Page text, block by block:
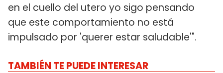
en el cuello del utero yo sigo pensando
que este comportamiento no está
impulsado por 'querer estar saludable'".
TAMBIÉN TE PUEDE INTERESAR